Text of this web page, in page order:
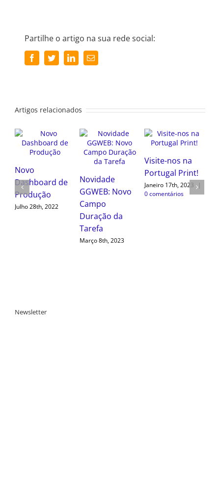
Partilhe o artigo na sua rede social:
FacebookTwitterLinkedInEmail
(necessário
Artigos relacionados
Novo
Janeiro 17th, 2023
0 comentários
Novidade
GGWEB:
Dashboard de
Equipamentos
Setembro 20th, 2022
Dashboard de
Produção
Julho 28th, 2022